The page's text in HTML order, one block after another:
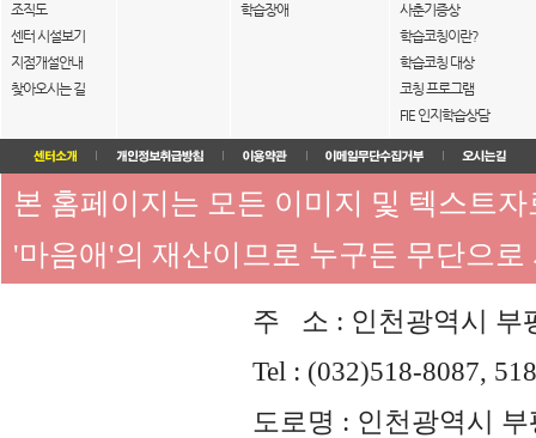
조직도
센터 시설보기
지점개설안내
찾아오시는 길
학습장애
사춘기증상
학습코칭이란?
학습코칭 대상
코칭 프로그램
FIE 인지학습상담
본 홈페이지는 모든 이미지 및 텍스트
'마음애'의 재산이므로 누구든 무단으
주 소 : 인천광역시 부
Tel : (032)518-8087,
도로명 : 인천광역시